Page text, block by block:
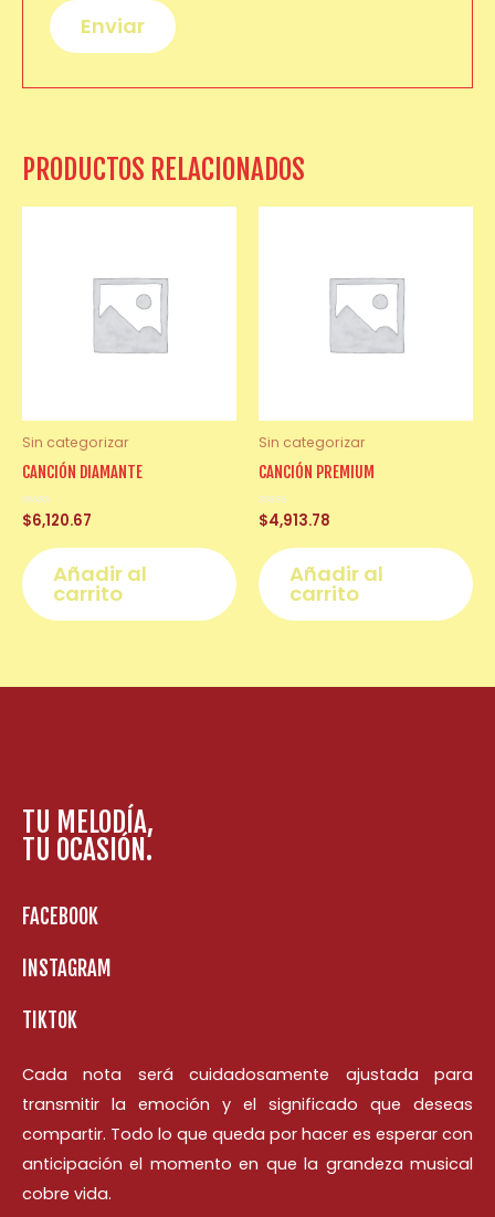
PRODUCTOS RELACIONADOS
Sin categorizar
CANCIÓN DIAMANTE
Valorado
con
de
5
$6,120.67
Añadir al
carrito
Sin categorizar
CANCIÓN PREMIUM
Valorado
con
de
5
$4,913.78
Añadir al
carrito
TU MELODÍA,
TU OCASIÓN.
FACEBOOK
INSTAGRAM
TIKTOK
Cada nota será cuidadosamente ajustada para
transmitir la emoción y el significado que deseas
compartir. Todo lo que queda por hacer es esperar con
anticipación el momento en que la grandeza musical
cobre vida.